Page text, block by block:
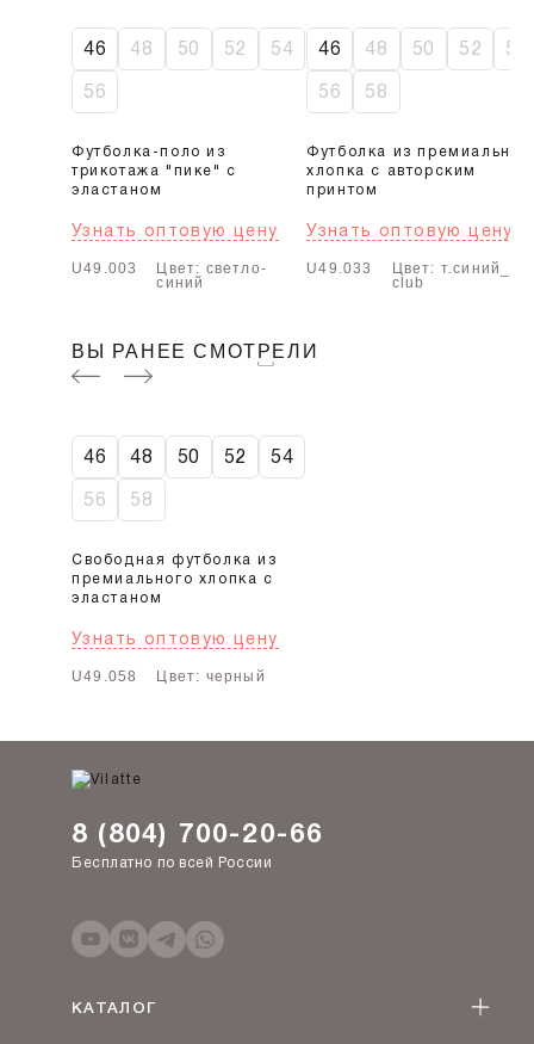
46 48 50 52 54
56
Футболка-поло из
трикотажа "пике" с
эластаном
Узнать оптовую цену
U49.003
Цвет: светло-
синий
46 48 50 52 54
56 58
Футболка из
хлопка с авторским
принтом
Узнать оптовую цену
U49.033
Цвет:
club
ВЫ РАНЕЕ СМОТРЕЛИ
46 48 50 52 54
56 58
Свободная футболка из
премиального хлопка с
эластаном
Узнать оптовую цену
U49.058 Цвет: черный
8 (804) 700-20-66
Бесплатно по всей России
КАТАЛОГ